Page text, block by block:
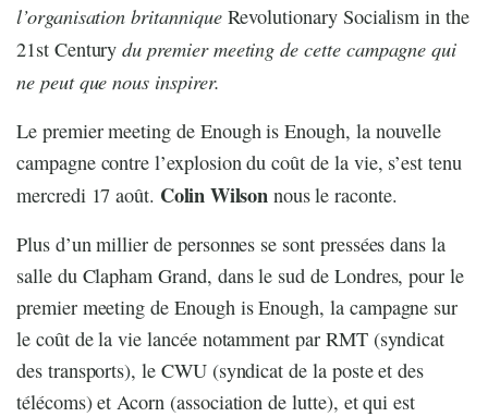
l’organisation britannique Revolutionary Socialism in the
21st Century du premier meeting de cette campagne qui
ne peut que nous inspirer.
Le premier meeting de Enough is Enough, la nouvelle
campagne contre l’explosion du coût de la vie, s’est tenu
mercredi 17 août. Colin Wilsonnous le raconte.
Plus d’un millier de personnes se sont pressées dans la
salle du Clapham Grand, dans le sud de Londres, pour le
premier meeting de Enough is Enough, la campagne sur
le coût de la vie lancée notamment par RMT (syndicat
des transports), le CWU (syndicat de la poste et des
télécoms) et Acorn (association de lutte), et qui est